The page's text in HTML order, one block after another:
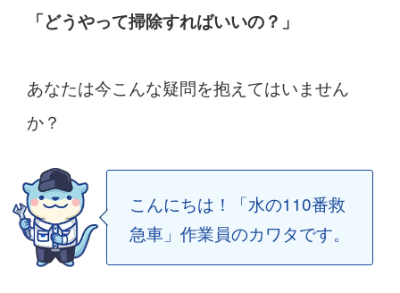
「どうやって掃除すればいいの？」
あなたは今こんな疑問を抱えてはいません
か？
こんにちは！「水の110番救
急車」作業員のカワタです。